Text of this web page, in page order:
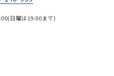
日曜は19:00まで)